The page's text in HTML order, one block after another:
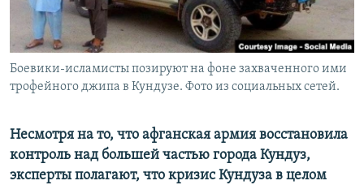
Боевики-исламисты позируют на фоне захваченного ими
трофейного джипа в Кундузе. Фото из социальных сетей.
Несмотря на то, что афганская армия восстановила
контроль над большей частью города Кундуз,
эксперты полагают, что кризис Кундуза в целом